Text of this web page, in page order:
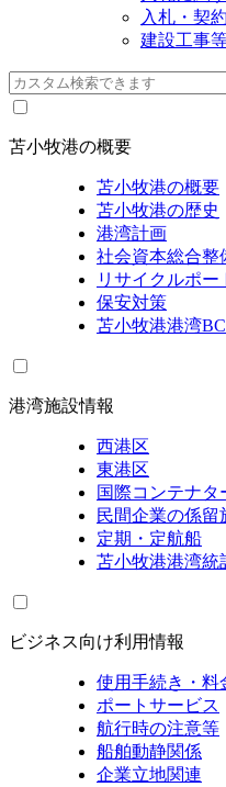
入札・契
建設工事
苫小牧港の概要
苫小牧港の概要
苫小牧港の歴史
港湾計画
社会資本総合整
リサイクルポー
保安対策
苫小牧港港湾
港湾施設情報
西港区
東港区
国際コンテナタ
民間企業の係留
定期・定航船
苫小牧港港湾統
ビジネス向け利用情報
使用手続き・料
ポートサービス
航行時の注意等
船舶動静関係
企業立地関連